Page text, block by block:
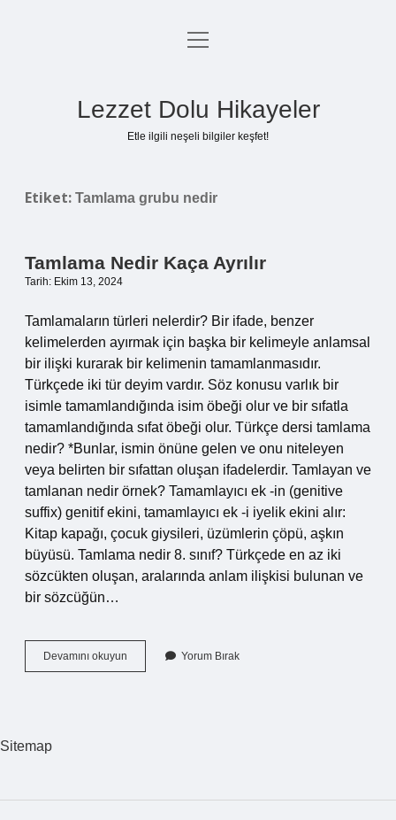
Anasayfa
menüyü
Lezzet Dolu Hikayeler
Etle ilgili neşeli bilgiler keşfet!
Etiket: Tamlama grubu nedir
Tamlama Nedir Kaça Ayrılır
Tarih: Ekim 13, 2024
Tamlamaların türleri nelerdir? Bir ifade, benzer
kelimelerden ayırmak için başka bir kelimeyle anlamsal
bir ilişki kurarak bir kelimenin tamamlanmasıdır.
Türkçede iki tür deyim vardır. Söz konusu varlık bir
isimle tamamlandığında isim öbeği olur ve bir sıfatla
tamamlandığında sıfat öbeği olur. Türkçe dersi tamlama
nedir? *Bunlar, ismin önüne gelen ve onu niteleyen
veya belirten bir sıfattan oluşan ifadelerdir. Tamlayan ve
tamlanan nedir örnek? Tamamlayıcı ek -in (genitive
suffix) genitif ekini, tamamlayıcı ek -i iyelik ekini alır:
Kitap kapağı, çocuk giysileri, üzümlerin çöpü, aşkın
büyüsü. Tamlama nedir 8. sınıf? Türkçede en az iki
sözcükten oluşan, aralarında anlam ilişkisi bulunan ve
bir sözcüğün…
Devamını okuyun Tamlama
Nedir
Yorum Bırak
Sitemap